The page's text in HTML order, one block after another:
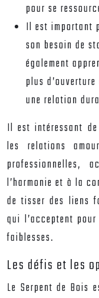
pour se
Il est important
son besoin de
également
plus
une relation
Il est intéressant
les relations
professionnelles,
l’harmonie et à la
de tisser des liens
qui l’acceptent
faiblesses.
Les défis et les
Le Serpent de Bois